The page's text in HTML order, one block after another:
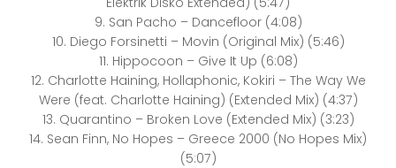
9. San Pacho – Dancefloor (4:08)
10. Diego Forsinetti – Movin (Original Mix) (5:46)
11. Hippocoon – Give It Up (6:08)
12. Charlotte Haining, Hollaphonic, Kokiri – The Way We
Were (feat. Charlotte Haining) (Extended Mix) (4:37)
13. Quarantino – Broken Love (Extended Mix) (3:23)
14. Sean Finn, No Hopes – Greece 2000 (No Hopes Mix)
(5:07)